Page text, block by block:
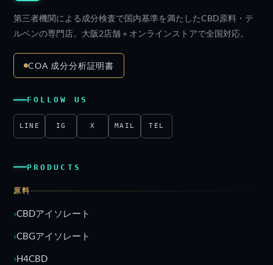
第三者機関による成分検査で国内基準を満たしたCBD原料・テ
ルペンの専門店。大阪2店舗＋オンラインストアで全国対応。
COA 成分分析証明書
FOLLOW US
LINE IG X MAIL TEL
PRODUCTS
原料
CBDアイソレート
CBGアイソレート
H4CBD